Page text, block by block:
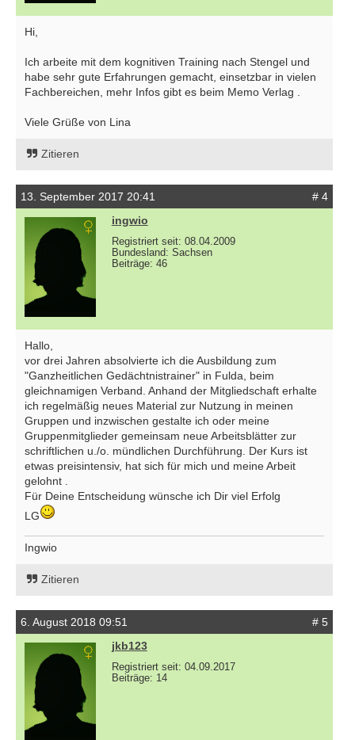
Hi,
Ich arbeite mit dem kognitiven Training nach Stengel und
habe sehr gute Erfahrungen gemacht, einsetzbar in vielen
Fachbereichen, mehr Infos gibt es beim Memo Verlag .
Viele Grüße von Lina
Zitieren
13. September 2017 20:41
# 4
ingwio
Registriert seit: 08.04.2009
Bundesland: Sachsen
Beiträge: 46
Hallo,
vor drei Jahren absolvierte ich die Ausbildung zum
"Ganzheitlichen Gedächtnistrainer" in Fulda, beim
gleichnamigen Verband. Anhand der Mitgliedschaft erhalte
ich regelmäßig neues Material zur Nutzung in meinen
Gruppen und inzwischen gestalte ich oder meine
Gruppenmitglieder gemeinsam neue Arbeitsblätter zur
schriftlichen u./o. mündlichen Durchführung. Der Kurs ist
etwas preisintensiv, hat sich für mich und meine Arbeit
gelohnt .
Für Deine Entscheidung wünsche ich Dir viel Erfolg
LG
Ingwio
Zitieren
6. August 2018 09:51
# 5
jkb123
Registriert seit: 04.09.2017
Beiträge: 14